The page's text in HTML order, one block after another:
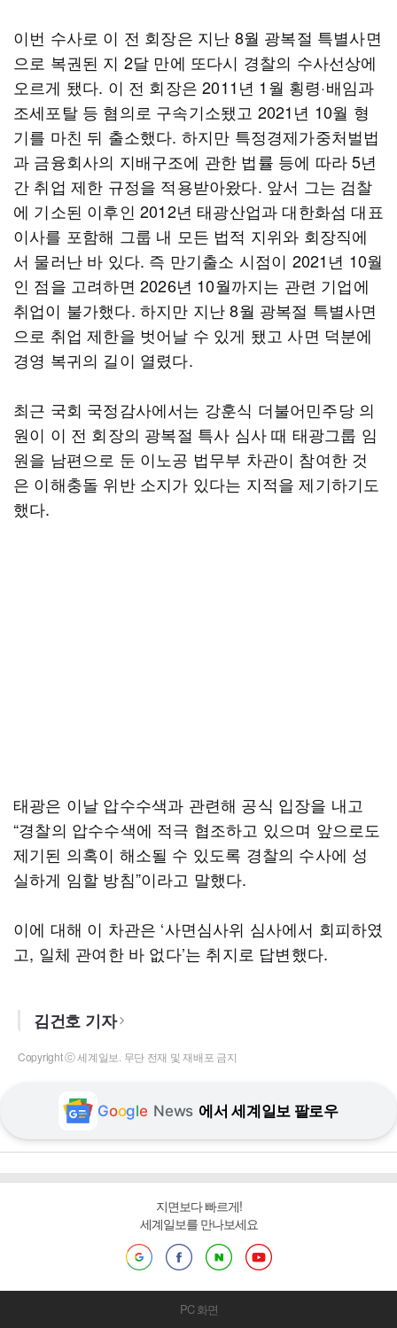
이번 수사로 이 전 회장은 지난 8월 광복절 특별사면
으로 복권된 지 2달 만에 또다시 경찰의 수사선상에
오르게 됐다. 이 전 회장은 2011년 1월 횡령·배임과
조세포탈 등 혐의로 구속기소됐고 2021년 10월 형
기를 마친 뒤 출소했다. 하지만 특정경제가중처벌법
과 금융회사의 지배구조에 관한 법률 등에 따라 5년
간 취업 제한 규정을 적용받아왔다. 앞서 그는 검찰
에 기소된 이후인 2012년 태광산업과 대한화섬 대표
이사를 포함해 그룹 내 모든 법적 지위와 회장직에
서 물러난 바 있다. 즉 만기출소 시점이 2021년 10월
인 점을 고려하면 2026년 10월까지는 관련 기업에
취업이 불가했다. 하지만 지난 8월 광복절 특별사면
으로 취업 제한을 벗어날 수 있게 됐고 사면 덕분에
경영 복귀의 길이 열렸다.
최근 국회 국정감사에서는 강훈식 더불어민주당 의
원이 이 전 회장의 광복절 특사 심사 때 태광그룹 임
원을 남편으로 둔 이노공 법무부 차관이 참여한 것
은 이해충돌 위반 소지가 있다는 지적을 제기하기도
했다.
태광은 이날 압수수색과 관련해 공식 입장을 내고
“경찰의 압수수색에 적극 협조하고 있으며 앞으로도
제기된 의혹이 해소될 수 있도록 경찰의 수사에 성
실하게 임할 방침”이라고 말했다.
이에 대해 이 차관은 ‘사면심사위 심사에서 회피하였
고, 일체 관여한 바 없다’는 취지로 답변했다.
김건호 기자
Copyright ⓒ 세계일보. 무단 전재 및 재배포 금지
Google News 에서 세계일보 팔로우
지면보다 빠르게!
세계일보를 만나보세요
PC 화면